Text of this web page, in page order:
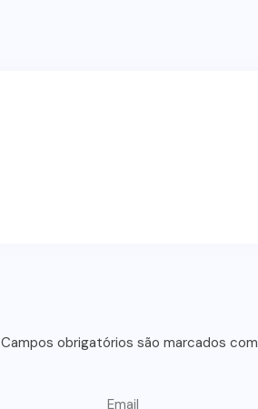
Campos obrigatórios são marcados com